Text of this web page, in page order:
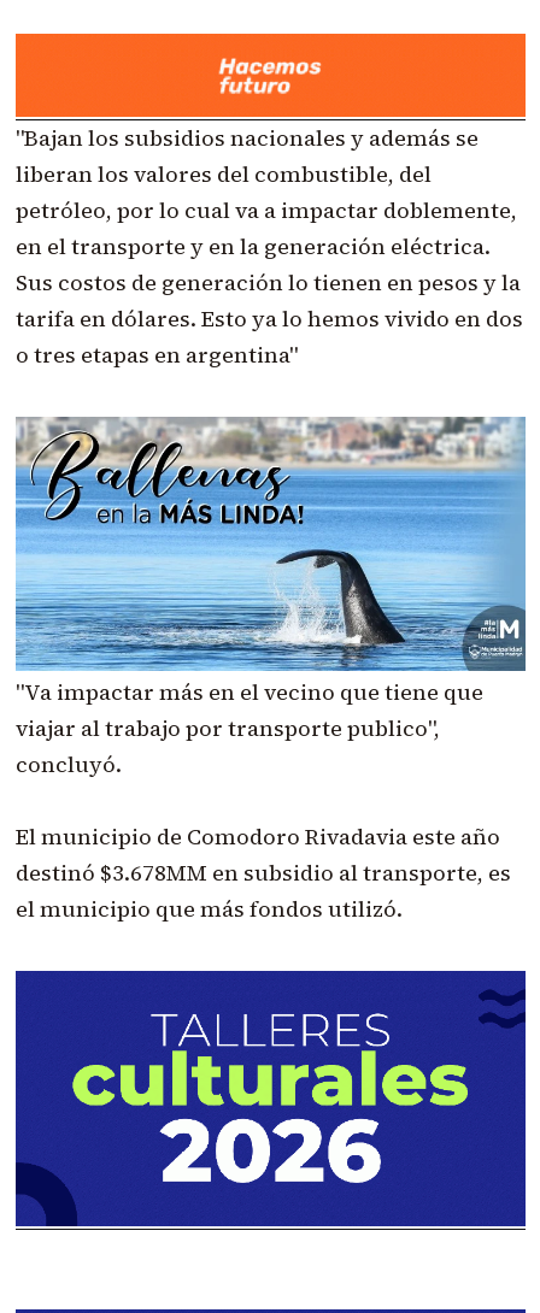
"Bajan los subsidios nacionales y además se
liberan los valores del combustible, del
petróleo, por lo cual va a impactar doblemente,
en el transporte y en la generación eléctrica.
Sus costos de generación lo tienen en pesos y la
tarifa en dólares. Esto ya lo hemos vivido en dos
o tres etapas en argentina"
"Va impactar más en el vecino que tiene que
viajar al trabajo por transporte publico",
concluyó.
El municipio de Comodoro Rivadavia este año
destinó $3.678MM en subsidio al transporte, es
el municipio que más fondos utilizó.